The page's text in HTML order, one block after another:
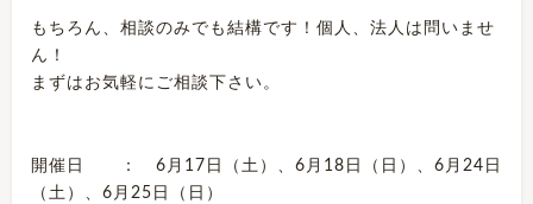
もちろん、相談のみでも結構です！個人、法人は問いませ
ん！
まずはお気軽にご相談下さい。
開催日 ： 6月17日（土）、6月18日（日）、6月24日
（土）、6月25日（日）